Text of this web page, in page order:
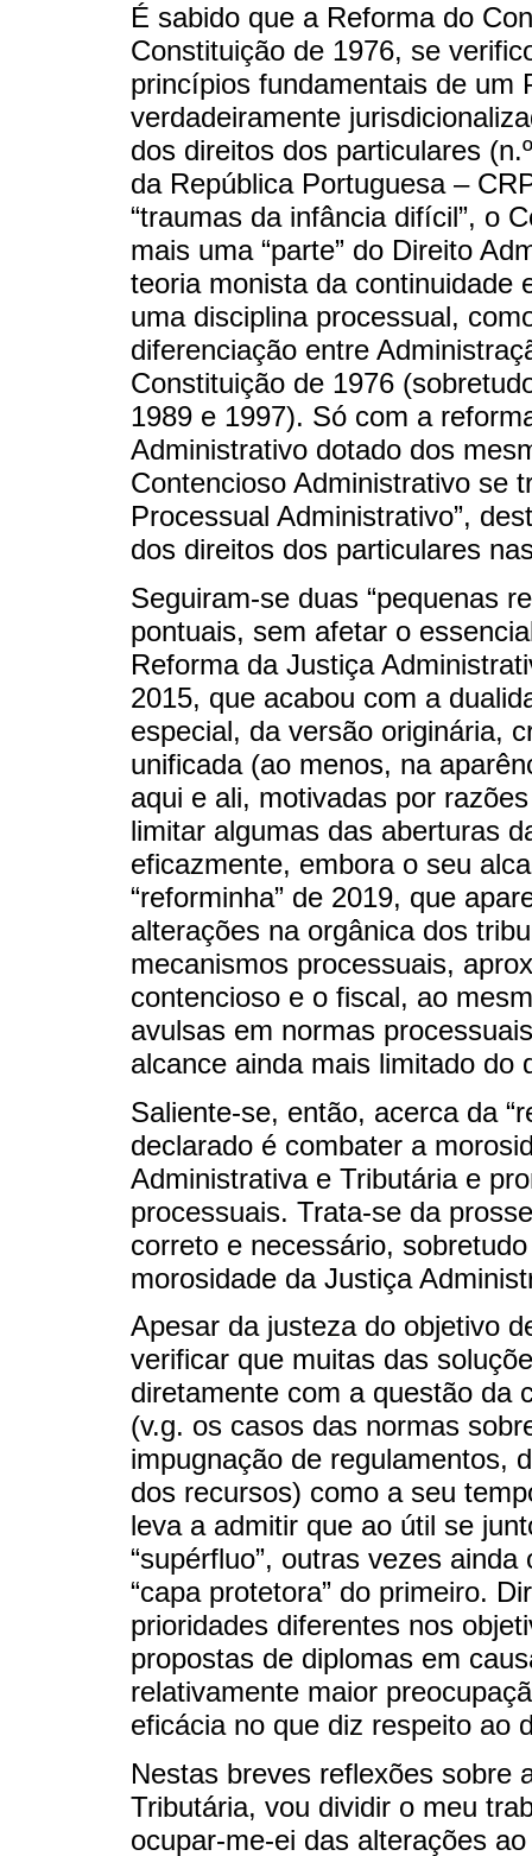
É sabido que a Reforma do
Constituição de 1976, se
princípios fundamentais de um
verdadeiramente
dos direitos dos particulares
da República Portuguesa –
“traumas da infância difícil”, o
mais uma “parte” do Direito
teoria monista da continuidade
uma disciplina processual,
diferenciação entre
Constituição de 1976
1989 e 1997). Só com a
Administrativo dotado dos
Contencioso Administrativo se
Processual Administrativo”,
dos direitos dos particulares
Seguiram-se duas “pequenas
pontuais, sem afetar o
Reforma da Justiça
2015, que acabou com a
especial, da versão originária,
unificada (ao menos, na
aqui e ali, motivadas por
limitar algumas das aberturas
eficazmente, embora o seu
“reforminha” de 2019, que
alterações na orgânica dos
mecanismos processuais,
contencioso e o fiscal, ao
avulsas em normas
alcance ainda mais limitado do
Saliente-se, então, acerca da
declarado é combater a
Administrativa e Tributária e
processuais. Trata-se da
correto e necessário,
morosidade da Justiça
Apesar da justeza do objetivo
verificar que muitas das
diretamente com a questão da
(v.g. os casos das normas
impugnação de regulamentos,
dos recursos) como a seu
leva a admitir que ao útil se
“supérfluo”, outras vezes
“capa protetora” do primeiro.
prioridades diferentes nos
propostas de diplomas em
relativamente maior
eficácia no que diz respeito ao
Nestas breves reflexões sobre
Tributária, vou dividir o meu
ocupar-me-ei das alterações